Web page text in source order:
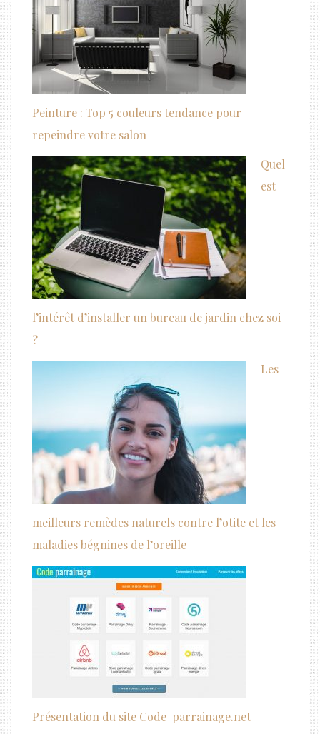
Peinture : Top 5 couleurs tendance pour
repeindre votre salon
Quel
est
l’intérêt d’installer un bureau de jardin chez soi
?
Les
meilleurs remèdes naturels contre l’otite et les
maladies bégnines de l’oreille
Présentation du site Code-parrainage.net